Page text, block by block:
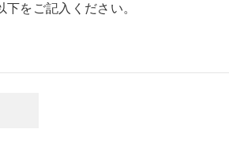
をご記入ください。